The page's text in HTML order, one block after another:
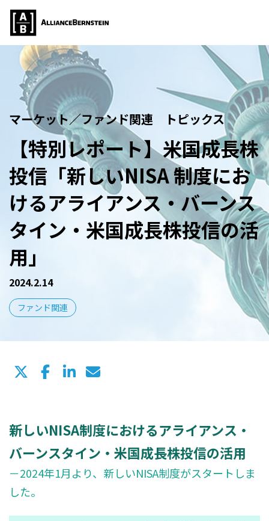
マーケット／ファンド関連 トピックス
【特別レポート】米国成長株
投信「新しいNISA 制度にお
けるアライアンス・バーンス
タイン・米国成長株投信の活
用」
2024.2.14
ファンド関連
新しいNISA制度におけるアライアンス・
バーンスタイン・米国成長株投信の活用
－2024年1月より、新しいNISA制度がスタートしま
した。